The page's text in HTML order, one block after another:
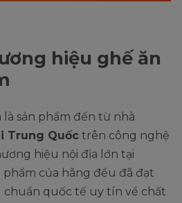
hiệu ghế ăn
sản phẩm đến từ nhà
Trung Quốc trên công nghệ
hiệu nội địa lớn tại
của hãng đều đã đạt
chuẩn quốc tế uy tín về chất